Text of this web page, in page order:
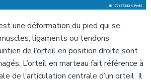
une déformation du pied qui se
ligaments ou tendons
de l’orteil en position droite sont
L’orteil en marteau fait référence à
de l’articulation centrale d’un orteil. Il